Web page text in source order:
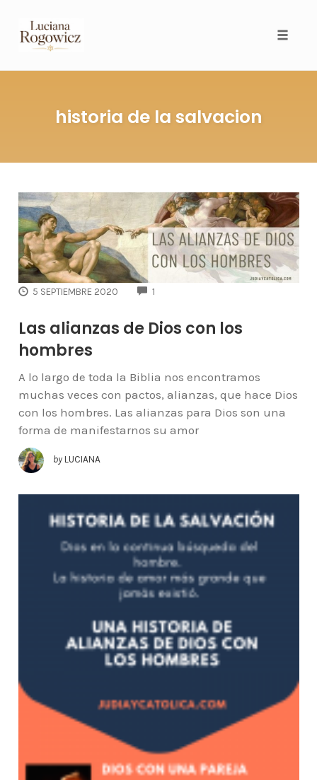
historia de la salvacion
5 SEPTIEMBRE 2020 1
Las alianzas de Dios con los
hombres
A lo largo de toda la Biblia nos encontramos
muchas veces con pactos, alianzas, que hace Dios
con los hombres. Las alianzas para Dios son una
forma de manifestarnos su amor
by LUCIANA